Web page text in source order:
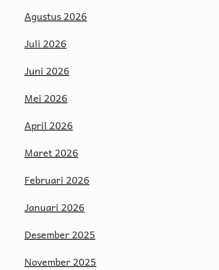
Agustus 2026
Juli 2026
Juni 2026
Mei 2026
April 2026
Maret 2026
Februari 2026
Januari 2026
Desember 2025
November 2025